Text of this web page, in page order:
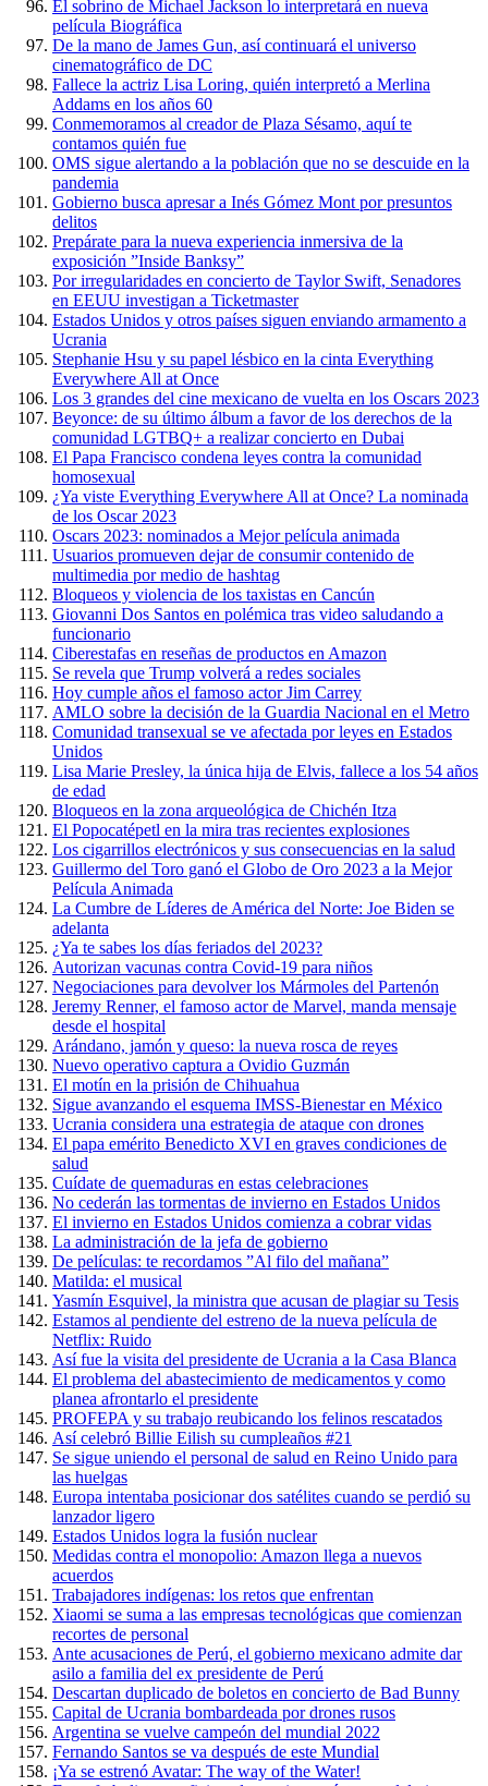
El sobrino de Michael Jackson lo interpretará en nueva
película Biográfica
De la mano de James Gun, así continuará el universo
cinematográfico de DC
Fallece la actriz Lisa Loring, quién interpretó a Merlina
Addams en los años 60
Conmemoramos al creador de Plaza Sésamo, aquí te
contamos quién fue
OMS sigue alertando a la población que no se descuide en la
pandemia
Gobierno busca apresar a Inés Gómez Mont por presuntos
delitos
Prepárate para la nueva experiencia inmersiva de la
exposición ”Inside Banksy”
Por irregularidades en concierto de Taylor Swift, Senadores
en EEUU investigan a Ticketmaster
Estados Unidos y otros países siguen enviando armamento a
Ucrania
Stephanie Hsu y su papel lésbico en la cinta Everything
Everywhere All at Once
Los 3 grandes del cine mexicano de vuelta en los Oscars 2023
Beyonce: de su último álbum a favor de los derechos de la
comunidad LGTBQ+ a realizar concierto en Dubai
El Papa Francisco condena leyes contra la comunidad
homosexual
¿Ya viste Everything Everywhere All at Once? La nominada
de los Oscar 2023
Oscars 2023: nominados a Mejor película animada
Usuarios promueven dejar de consumir contenido de
multimedia por medio de hashtag
Bloqueos y violencia de los taxistas en Cancún
Giovanni Dos Santos en polémica tras video saludando a
funcionario
Ciberestafas en reseñas de productos en Amazon
Se revela que Trump volverá a redes sociales
Hoy cumple años el famoso actor Jim Carrey
AMLO sobre la decisión de la Guardia Nacional en el Metro
Comunidad transexual se ve afectada por leyes en Estados
Unidos
Lisa Marie Presley, la única hija de Elvis, fallece a los 54 años
de edad
Bloqueos en la zona arqueológica de Chichén Itza
El Popocatépetl en la mira tras recientes explosiones
Los cigarrillos electrónicos y sus consecuencias en la salud
Guillermo del Toro ganó el Globo de Oro 2023 a la Mejor
Película Animada
La Cumbre de Líderes de América del Norte: Joe Biden se
adelanta
¿Ya te sabes los días feriados del 2023?
Autorizan vacunas contra Covid-19 para niños
Negociaciones para devolver los Mármoles del Partenón
Jeremy Renner, el famoso actor de Marvel, manda mensaje
desde el hospital
Arándano, jamón y queso: la nueva rosca de reyes
Nuevo operativo captura a Ovidio Guzmán
El motín en la prisión de Chihuahua
Sigue avanzando el esquema IMSS-Bienestar en México
Ucrania considera una estrategia de ataque con drones
El papa emérito Benedicto XVI en graves condiciones de
salud
Cuídate de quemaduras en estas celebraciones
No cederán las tormentas de invierno en Estados Unidos
El invierno en Estados Unidos comienza a cobrar vidas
La administración de la jefa de gobierno
De películas: te recordamos ”Al filo del mañana”
Matilda: el musical
Yasmín Esquivel, la ministra que acusan de plagiar su Tesis
Estamos al pendiente del estreno de la nueva película de
Netflix: Ruido
Así fue la visita del presidente de Ucrania a la Casa Blanca
El problema del abastecimiento de medicamentos y como
planea afrontarlo el presidente
PROFEPA y su trabajo reubicando los felinos rescatados
Así celebró Billie Eilish su cumpleaños #21
Se sigue uniendo el personal de salud en Reino Unido para
las huelgas
Europa intentaba posicionar dos satélites cuando se perdió su
lanzador ligero
Estados Unidos logra la fusión nuclear
Medidas contra el monopolio: Amazon llega a nuevos
acuerdos
Trabajadores indígenas: los retos que enfrentan
Xiaomi se suma a las empresas tecnológicas que comienzan
recortes de personal
Ante acusaciones de Perú, el gobierno mexicano admite dar
asilo a familia del ex presidente de Perú
Descartan duplicado de boletos en concierto de Bad Bunny
Capital de Ucrania bombardeada por drones rusos
Argentina se vuelve campeón del mundial 2022
Fernando Santos se va después de este Mundial
¡Ya se estrenó Avatar: The way of the Water!